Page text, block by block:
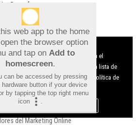
Gascó
de las Buenas Decisiones
y ciudades
la teoría entra en
del Marketing Online
web app to the home
the browser option
and tap on Add to
homescreen.
can be accessed by pressing
hardware button if your device
by tapping the top right menu
icon
.
el Uso de cookies:
cookies nuestras y de terceros para el
del digital. Puedes consultar la lista de
y como desconectarlas. Ver nuestra Política de
y Cookies
Aceptar Cookies